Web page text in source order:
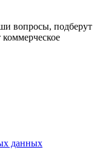
вопросы, подберут
данных